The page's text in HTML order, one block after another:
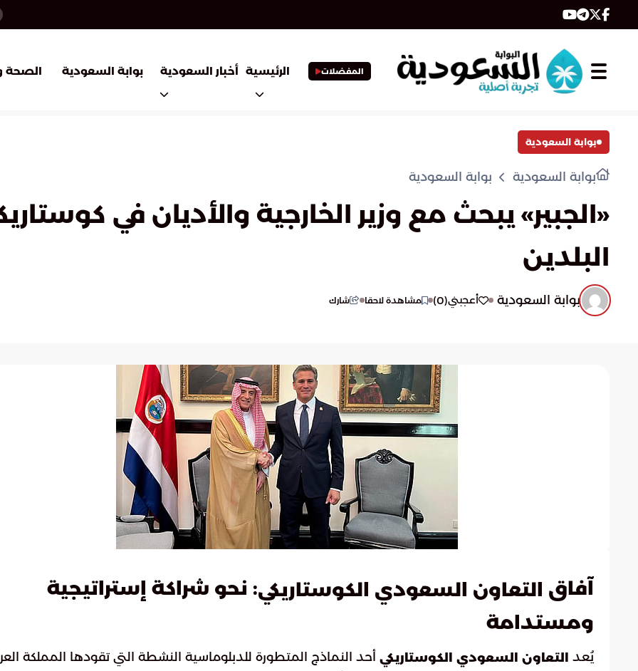
المفضلات الرئيسية أخبار السعودية بوابة السعودية الصحة
بوابة السعودية
بوابة السعودية بوابة السعودية
«الجبير» يبحث مع وزير الخارجية والأديان في
البلدين
بوابة السعودية أعجبني(
0
) مشاهدة لاحقا شارك
آفاق التعاون السعودي الكوستاريكي: نحو شراكة إستراتيجية
ومستدامة
يُعد التعاون السعودي الكوستاريكي أحد النماذج المتطورة للدبلوماسية النشطة التي تقودها المملكة